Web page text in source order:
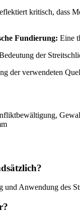
kritisch, dass
Fundierung: Eine
der
der verwendeten
und Anwendung des